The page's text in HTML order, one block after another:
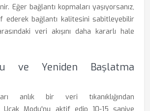
Eğer bağlantı kopmaları yaşıyorsanız,
ederek bağlantı kalitesini sabitleyebilir
veri akışını daha kararlı hale
ve Yeniden Başlatma
anlık bir veri tıkanıklığından